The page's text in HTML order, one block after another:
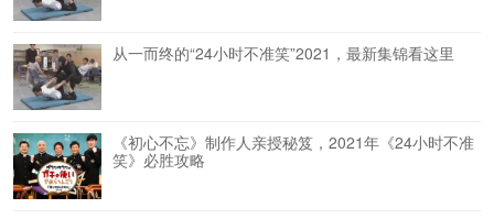
从一而终的“24小时不准笑”2021，最新集锦看这里
《初心不忘》制作人亲授秘笈，2021年《24小时不准
笑》必胜攻略